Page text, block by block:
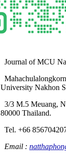
Journal of MCU
University Nakhon
3/3 M.5 Meuang,
80000 Thailand.
Tel. +66
Email :